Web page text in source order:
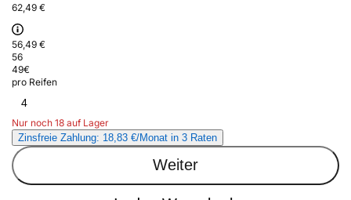
62,49 €
56,49 €
56
49€
pro Reifen
4
Nur noch 18 auf Lager
Zinsfreie Zahlung: 18,83 €/Monat in 3 Raten
Weiter